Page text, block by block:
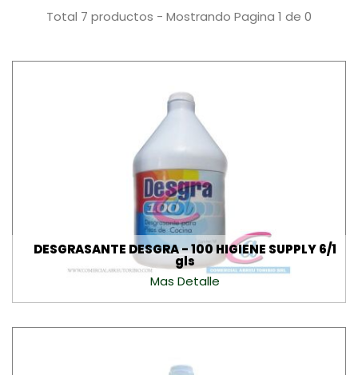
Total 7 productos - Mostrando Pagina 1 de 0
DESGRASANTE DESGRA - 100 HIGIENE SUPPLY 6/1
gls
Mas Detalle